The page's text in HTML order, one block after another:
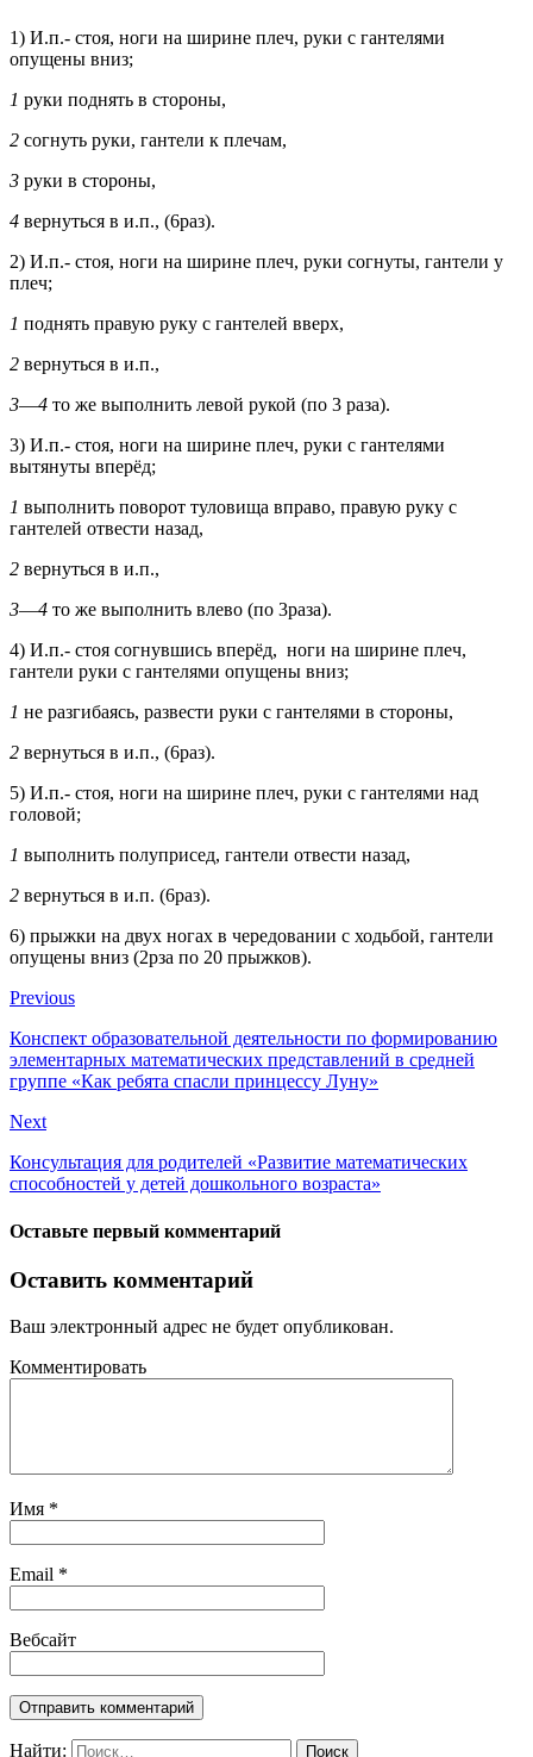
1) И.п.- стоя, ноги на ширине плеч, руки с гантелями
опущены вниз;
1 руки поднять в стороны,
2 согнуть руки, гантели к плечам,
3 руки в стороны,
4 вернуться в и.п., (6раз).
2) И.п.- стоя, ноги на ширине плеч, руки согнуты, гантели у
плеч;
1 поднять правую руку с гантелей вверх,
2 вернуться в и.п.,
3—4 то же выполнить левой рукой (по 3 раза).
3) И.п.- стоя, ноги на ширине плеч, руки с гантелями
вытянуты вперёд;
1 выполнить поворот туловища вправо, правую руку с
гантелей отвести назад,
2 вернуться в и.п.,
3—4 то же выполнить влево (по 3раза).
4) И.п.- стоя согнувшись вперёд, ноги на ширине плеч,
гантели руки с гантелями опущены вниз;
1 не разгибаясь, развести руки с гантелями в стороны,
2 вернуться в и.п., (6раз).
5) И.п.- стоя, ноги на ширине плеч, руки с гантелями над
головой;
1 выполнить полуприсед, гантели отвести назад,
2 вернуться в и.п. (6раз).
6) прыжки на двух ногах в чередовании с ходьбой, гантели
опущены вниз (2рза по 20 прыжков).
Previous
Конспект образовательной деятельности по формированию
элементарных математических представлений в средней
группе «Как ребята спасли принцессу Луну»
Next
Консультация для родителей «Развитие математических
способностей у детей дошкольного возраста»
Оставьте первый комментарий
Оставить комментарий
Ваш электронный адрес не будет опубликован.
Комментировать
Имя *
Email *
Вебсайт
Найти: